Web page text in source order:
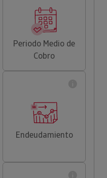
Periodo Medio de
Cobro
Endeudamiento